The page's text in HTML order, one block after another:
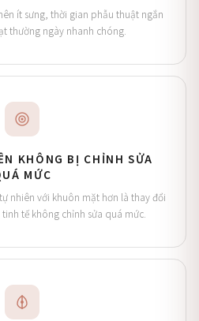
ít sưng, thời gian phẫu thuật ngắn
thường ngày nhanh chóng.
KHÔNG BỊ CHỈNH SỬA
MỨC
nhiên với khuôn mặt hơn là thay đổi
tế không chỉnh sửa quá mức.